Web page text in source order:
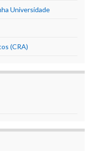
Universidade
(CRA)